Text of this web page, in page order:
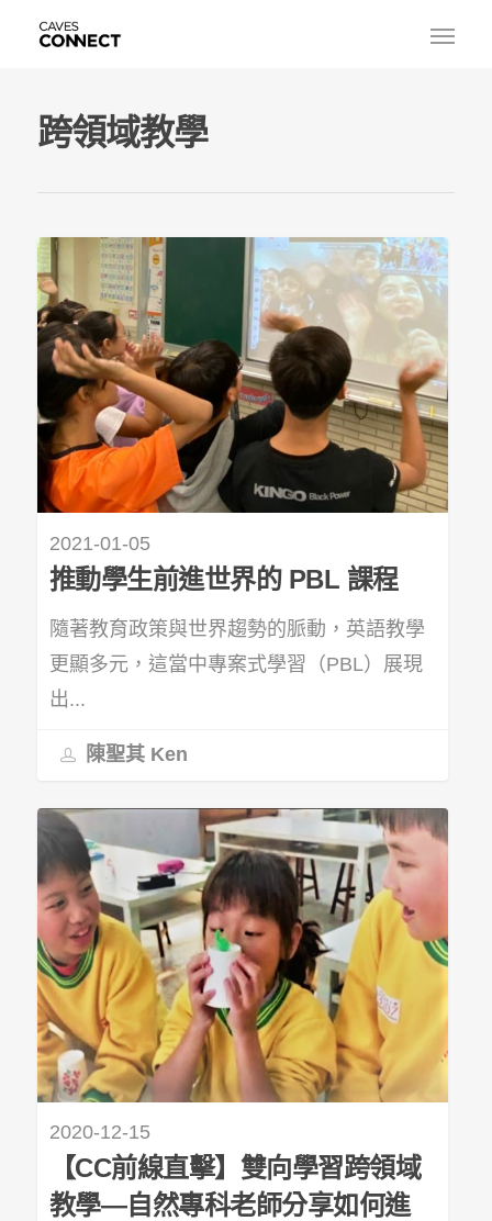
跨領域教學
2021-01-05
推動學生前進世界的 PBL 課程
隨著教育政策與世界趨勢的脈動，英語教學
更顯多元，這當中專案式學習（PBL）展現
出...
陳聖其 Ken
2020-12-15
【CC前線直擊】雙向學習跨領域
教學—自然專科老師分享如何進